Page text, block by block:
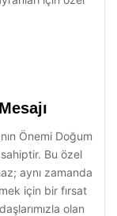
Önemi Doğum
Bu özel
aynı zamanda
için bir fırsat
olan